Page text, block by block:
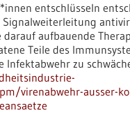
entschlüsseln
Signalweiterleitung
aufbauende
Teile des
Infektabwehr zu
virenabwehr-ausser-